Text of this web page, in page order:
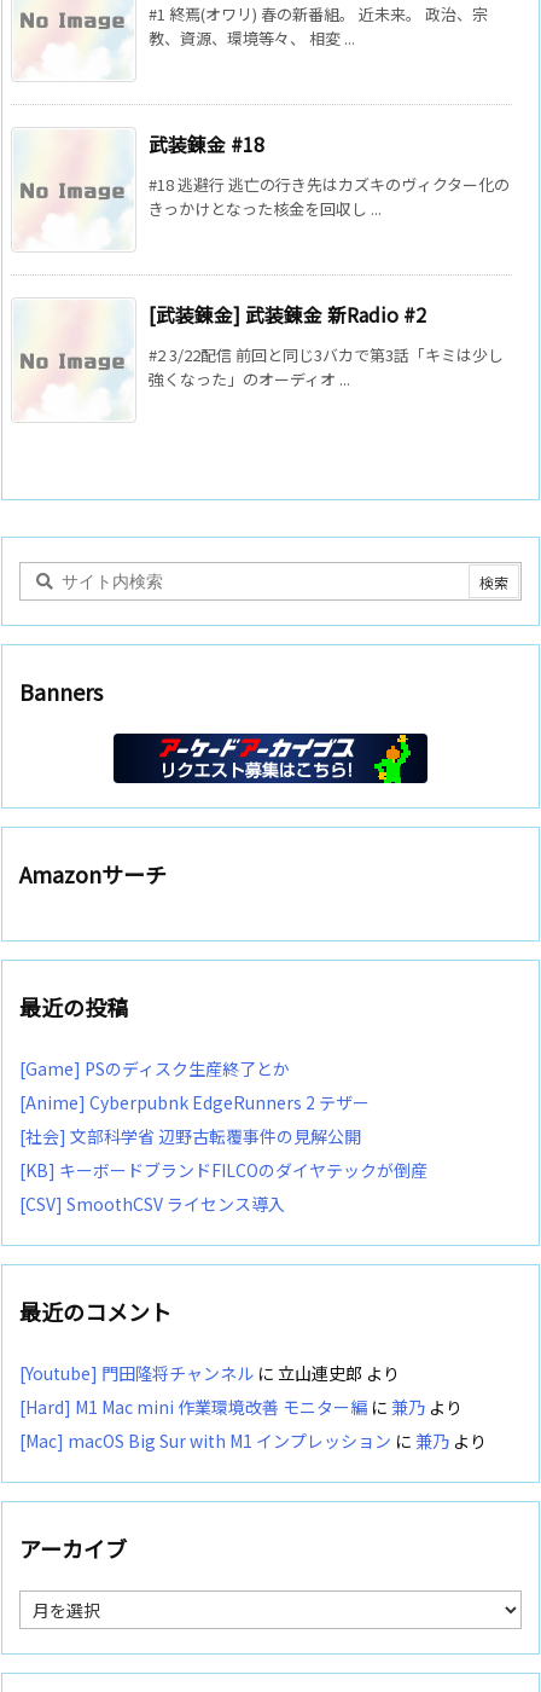
#1 終焉(オワリ) 春の新番組。 近未来。 政治、宗
教、資源、環境等々、 相変 ...
武装錬金 #18
#18 逃避行 逃亡の行き先はカズキのヴィクター化の
きっかけとなった核金を回収し ...
[武装錬金] 武装錬金 新Radio #2
#2 3/22配信 前回と同じ3バカで第3話「キミは少し
強くなった」のオーディオ ...
Banners
Amazonサーチ
最近の投稿
[Game] PSのディスク生産終了とか
[Anime] Cyberpubnk EdgeRunners 2 テザー
[社会] 文部科学省 辺野古転覆事件の見解公開
[KB] キーボードブランドFILCOのダイヤテックが倒産
[CSV] SmoothCSV ライセンス導入
最近のコメント
[Youtube] 門田隆将チャンネル に 立山連史郎 より
[Hard] M1 Mac mini 作業環境改善 モニター編 に 兼乃 より
[Mac] macOS Big Sur with M1 インプレッション に 兼乃 より
アーカイブ
ア
ー
カ
イ